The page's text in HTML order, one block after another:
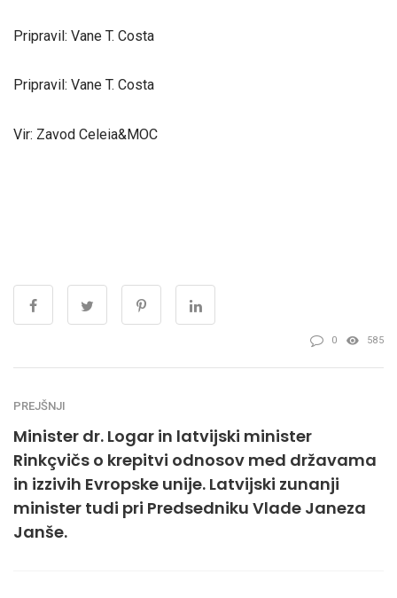
Pripravil: Vane T. Costa
Pripravil: Vane T. Costa
Vir: Zavod Celeia&MOC
0 585
PREJŠNJI
Minister dr. Logar in latvijski minister
Rinkçvičs o krepitvi odnosov med državama
in izzivih Evropske unije. Latvijski zunanji
minister tudi pri Predsedniku Vlade Janeza
Janše.